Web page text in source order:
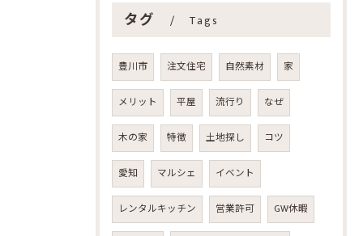
タグ Tags
豊川市 注文住宅 自然素材 家
メリット 平屋 流行り なぜ
木の家 特徴 土地探し コツ
愛知 マルシェ イベント
レンタルキッチン 営業許可 GW休暇